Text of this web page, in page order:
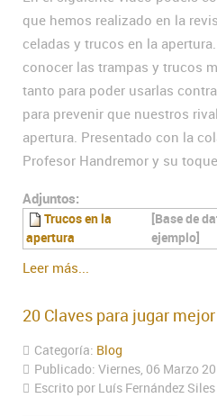
que hemos realizado en la
celadas y trucos en la
conocer las trampas y trucos
tanto para poder usarlas
para prevenir que nuestros
apertura. Presentado con la
Profesor Handremor y su
Adjuntos:
Trucos en la
apertura
[Base de
ejemplo]
Leer más...
20 Claves para jugar
Categoría: Blog
Publicado: Viernes, 06 Marzo
Escrito por Luís Fernández Siles